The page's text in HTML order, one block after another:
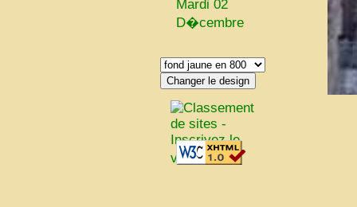
Mardi 02
D�cembre